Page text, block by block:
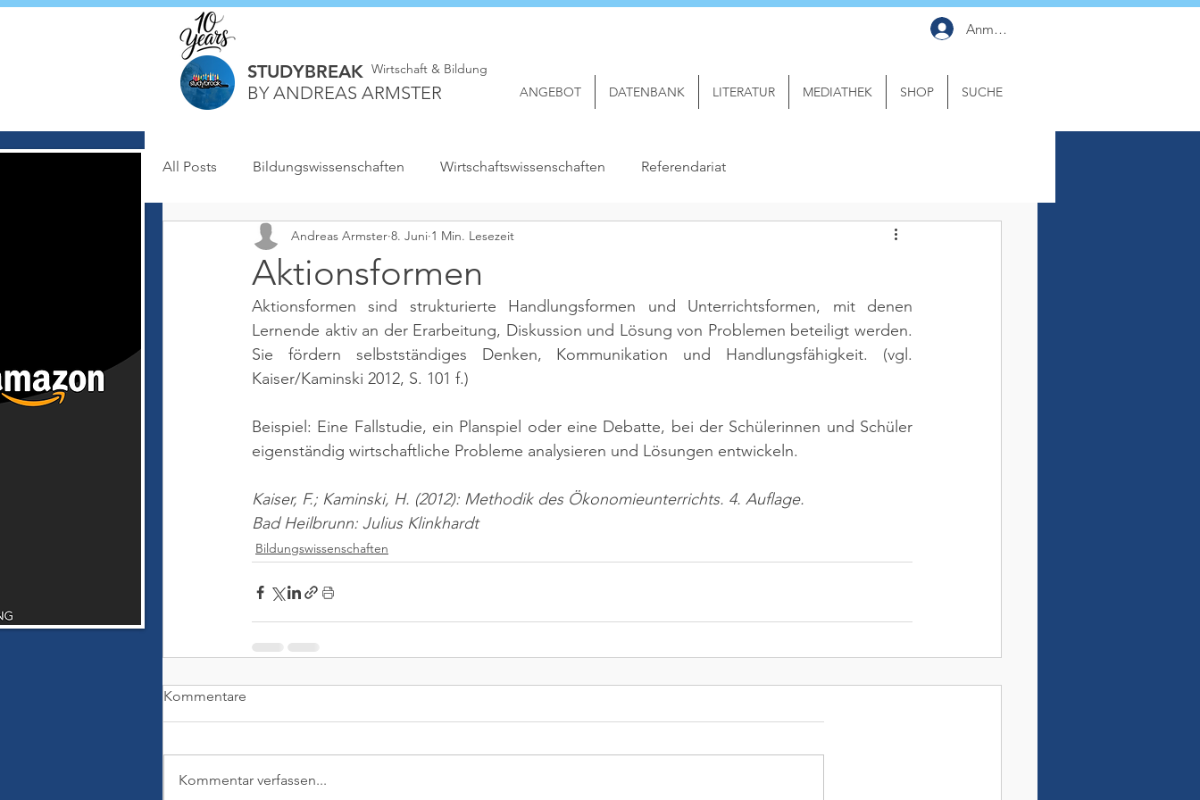
STUDYBREAK
BY ANDREAS ARMSTER
Wirtschaft & Bildung
Anmelden
ANGEBOT DATENBANK LITERATUR MEDIATHEK SHOP SUCHE
All Posts Bildungswissenschaften Wirtschaftswissenschaften Referendariat
Aktionsformen
Andreas Armster 8. Juni 1 Min. Lesezeit
Aktionsformen sind strukturierte Handlungsformen und Unterrichtsformen, mit denen
Lernende aktiv an der Erarbeitung, Diskussion und Lösung von Problemen beteiligt werden.
Sie fördern selbstständiges Denken, Kommunikation und Handlungsfähigkeit. (vgl.
Kaiser/Kaminski 2012, S. 101 f.)
Beispiel: Eine Fallstudie, ein Planspiel oder eine Debatte, bei der Schülerinnen und Schüler
eigenständig wirtschaftliche Probleme analysieren und Lösungen entwickeln.
Kaiser, F.; Kaminski, H. (2012): Methodik des Ökonomieunterrichts. 4. Auflage.
Bad Heilbrunn: Julius Klinkhardt
Bildungswissenschaften
Kommentare
Kommentar verfassen...